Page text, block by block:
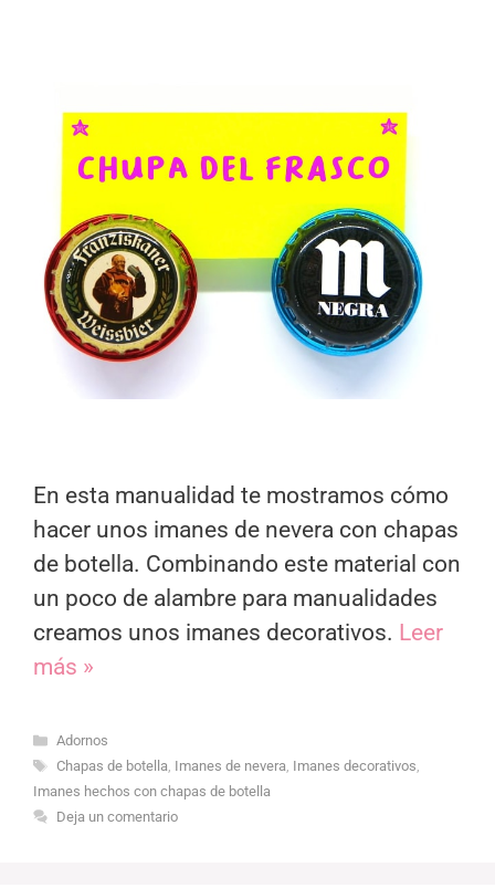
En esta manualidad te mostramos cómo
hacer unos imanes de nevera con chapas
de botella. Combinando este material con
un poco de alambre para manualidades
creamos unos imanes decorativos. Leer
más »
Categorías
Adornos
Etiquetas
Chapas de botella, Imanes de nevera, Imanes decorativos,
Imanes hechos con chapas de botella
Deja un comentario